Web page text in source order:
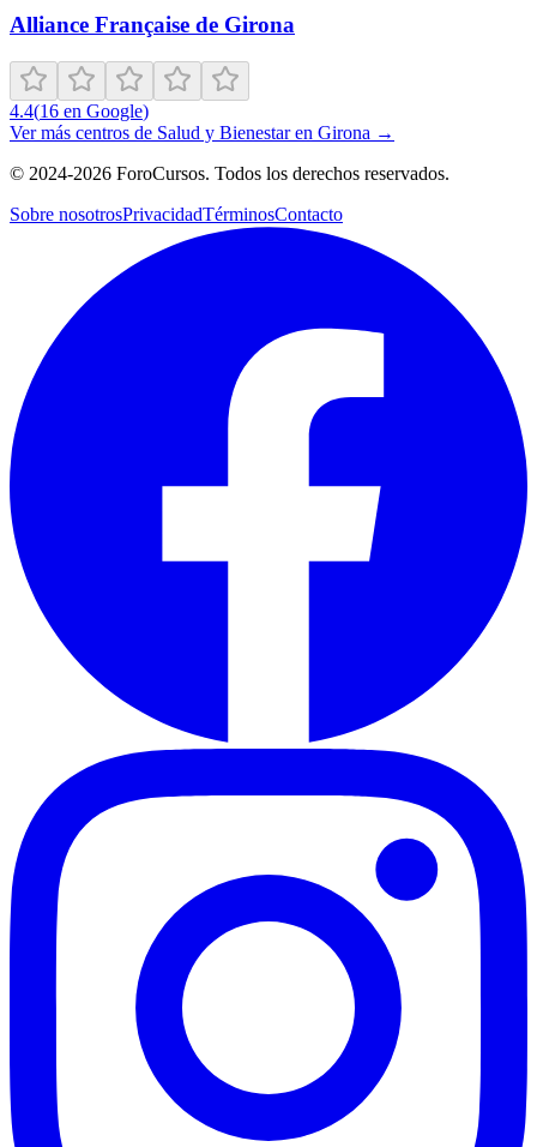
Alliance Française de Girona
4.4(16 en Google)
Ver más centros de Salud y Bienestaren Girona →
© 2024-2026 ForoCursos. Todos los derechos reservados.
Sobre nosotrosPrivacidadTérminosContacto